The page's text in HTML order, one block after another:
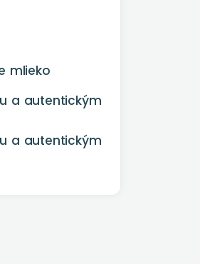
mlieko
a autentickým
a autentickým